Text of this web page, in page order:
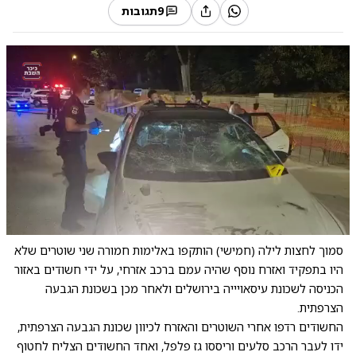
9תגובות
0:00 / 0:08
סמוך לחצות לילה (חמישי) הותקפו באלימות חמורה שני שוטרים שלא
היו בתפקיד ואזרח נוסף שהיה עמם ברכב אזרחי, על ידי חשודים באזור
הכניסה לשכונת עיסאויייה בירושלים ולאחר מכן בשכונת הגבעה
הצרפתית.
החשודים רדפו אחרי השוטרים והאזרח לכיוון שכונת הגבעה הצרפתית,
ידו לעבר הרכב סלעים וריססו גז פלפל, ואחד החשודים הצליח לחטוף